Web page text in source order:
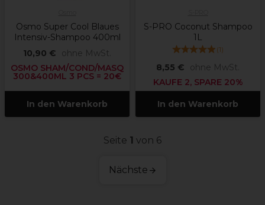
Osmo Super Cool Blaues
Intensiv-Shampoo 400ml
10,90 €
ohne MwSt.
OSMO SHAM/COND/MASQ
300&400ML 3 PCS = 20€
In den Warenkorb
S-PRO Coconut Shampoo
1L
(1)
8,55 €
ohne MwSt.
KAUFE 2, SPARE 20%
In den Warenkorb
Seite 1 von 6
Nächste